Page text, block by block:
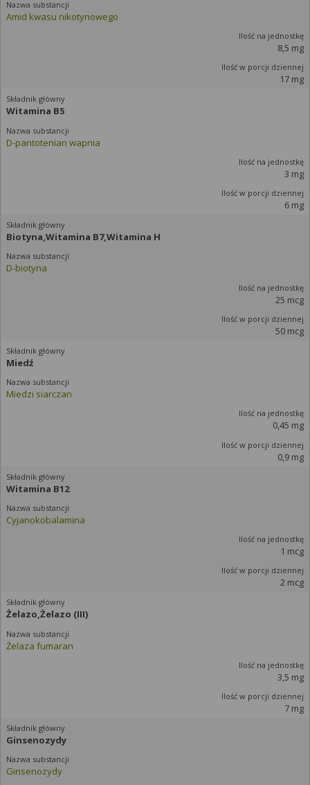
Amid kwasu nikotynowego
8,5 mg
17 mg
Witamina B5
D-pantotenian wapnia
3 mg
6 mg
Biotyna,Witamina B7,Witamina H
D-biotyna
25 mcg
50 mcg
Miedź
Miedzi siarczan
0,45 mg
0,9 mg
Witamina B12
Cyjanokobalamina
1 mcg
2 mcg
Żelazo,Żelazo (III)
Żelaza fumaran
3,5 mg
7 mg
Ginsenozydy
Ginsenozydy